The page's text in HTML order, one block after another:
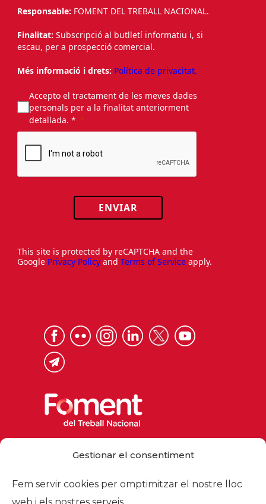
Gestionar el consentiment
Fem servir cookies per omptimitzar el nostre lloc
Responsable: FOMENT DEL TREBALL NACIONAL.
Finalitat: Subscripció al butlletí informatiu i, si
escau, per a prospecció comercial.
Més informació i drets: Política de privacitat.
Accepto el tractament de les meves dades
personals per a la finalitat anteriorment
detallada. *
ENVIAR
This site is protected by reCAPTCHA and the
Google Privacy Policy and Terms of Service apply.
foment@foment.com